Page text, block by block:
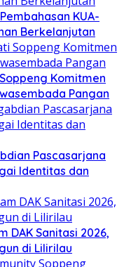
KUA-
Berkelanjutan
Komitmen
Pangan
Pascasarjana
Identitas dan
DAK Sanitasi 2026,
di Lilirilau